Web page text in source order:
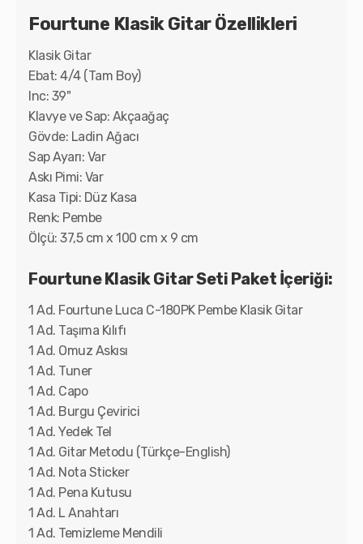
Fourtune Klasik Gitar Özellikleri
Klasik Gitar
Ebat: 4/4 (Tam Boy)
Inc: 39"
Klavye ve Sap: Akçaağaç
Gövde: Ladin Ağacı
Sap Ayarı: Var
Askı Pimi: Var
Kasa Tipi: Düz Kasa
Renk: Pembe
Ölçü: 37,5 cm x 100 cm x 9 cm
Fourtune Klasik Gitar Seti Paket İçeriği:
1 Ad. Fourtune Luca C-180PK Pembe Klasik Gitar
1 Ad. Taşıma Kılıfı
1 Ad. Omuz Askısı
1 Ad. Tuner
1 Ad. Capo
1 Ad. Burgu Çevirici
1 Ad. Yedek Tel
1 Ad. Gitar Metodu (Türkçe-English)
1 Ad. Nota Sticker
1 Ad. Pena Kutusu
1 Ad. L Anahtarı
1 Ad. Temizleme Mendili